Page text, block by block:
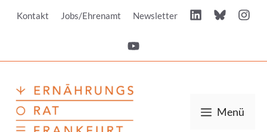
InhaltKontakt Jobs/Ehrenamt Newsletter
Menü